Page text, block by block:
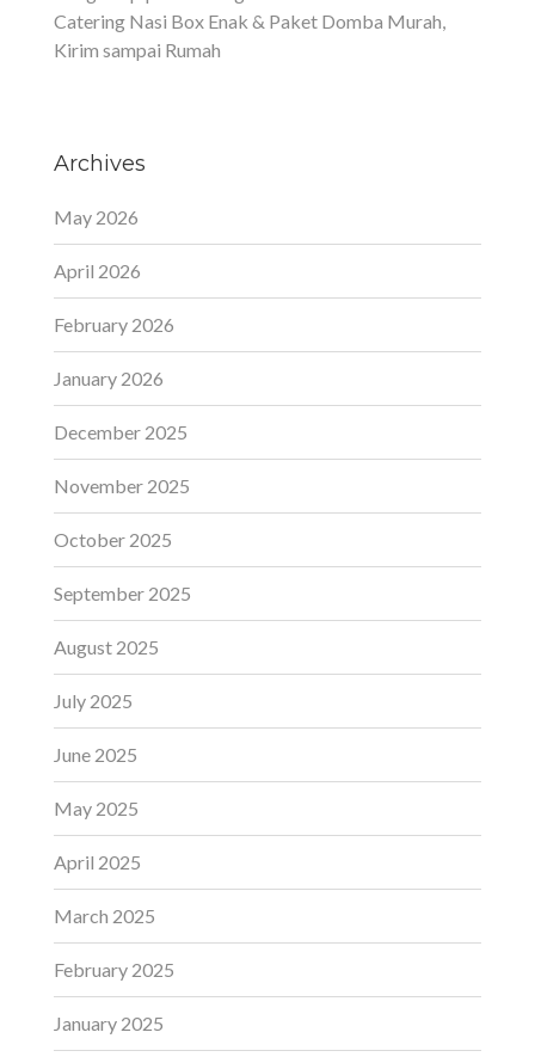
Catering Nasi Box Enak & Paket Domba Murah,
Kirim sampai Rumah
Archives
May 2026
April 2026
February 2026
January 2026
December 2025
November 2025
October 2025
September 2025
August 2025
July 2025
June 2025
May 2025
April 2025
March 2025
February 2025
January 2025